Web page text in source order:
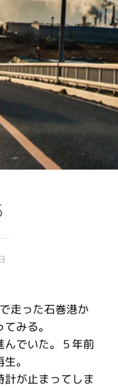
走った石巻港か
みる。
んでいた。５年前
。
が止まってしま